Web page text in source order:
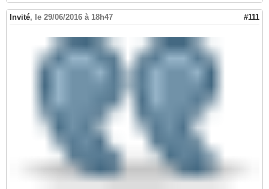
Invité, le 29/06/2016 à 18h47 #111